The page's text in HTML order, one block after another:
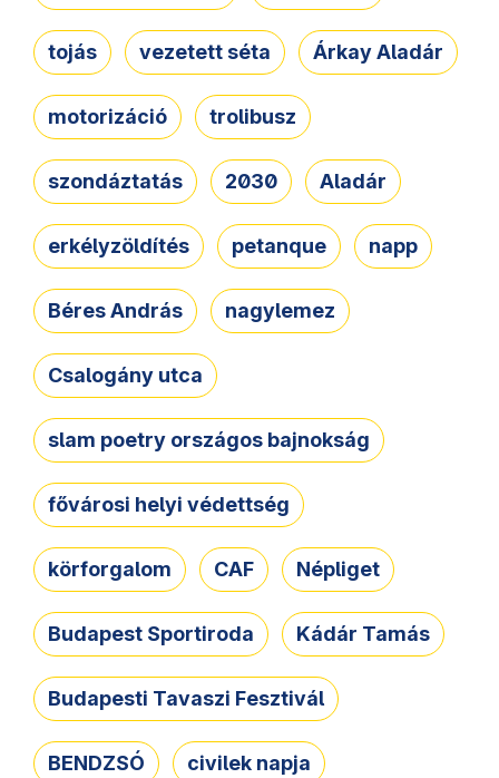
tojás vezetett séta Árkay Aladár
motorizáció trolibusz
szondáztatás 2030 Aladár
erkélyzöldítés petanque napp
Béres András nagylemez
Csalogány utca
slam poetry országos bajnokság
fővárosi helyi védettség
körforgalom CAF Népliget
Budapest Sportiroda Kádár Tamás
Budapesti Tavaszi Fesztivál
BENDZSÓ civilek napja